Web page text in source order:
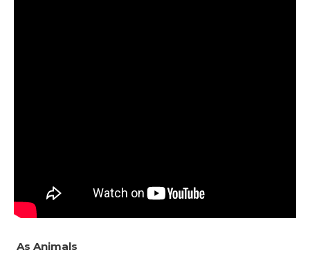
As Animals